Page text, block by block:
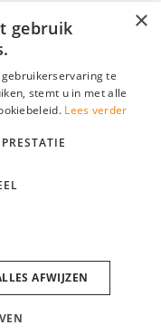
×
gebruik
te
stemt u in met alle
Lees verder
PRESTATIE
AFWIJZEN